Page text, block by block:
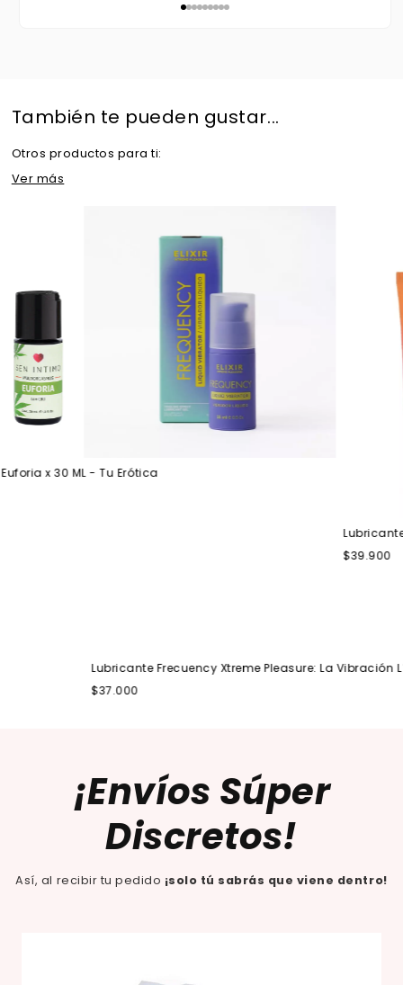
También te pueden gustar...
Otros productos para ti:
Ver más
x 30 ML - Tu Erótica
Lubricante Frecuency Xtreme Pleasure: La Vibración
$37.000
Lubricante
$39.900
¡Envíos Súper
Discretos!
Así, al recibir tu pedido ¡solo tú sabrás que viene dentro!